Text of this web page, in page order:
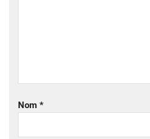
Nom *